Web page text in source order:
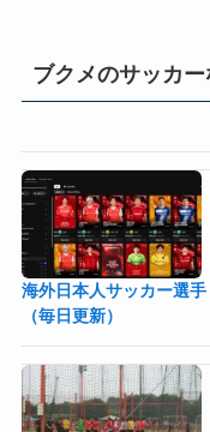
ブクメのサッカ
海外日本人サッカー選
（毎日更新）